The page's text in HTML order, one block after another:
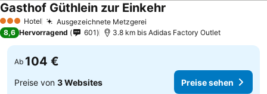
3 SterneHotel Ausgezeichnete Metzgerei
Gasthof Güthlein zur Einkehr
8,6 Hervorragend 601 3.8 km bis Adidas Factory Outlet
Ab 104 €
Preise von 3 Websites Preise sehen